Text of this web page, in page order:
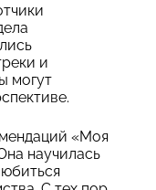
и
могут
«Моя
научилась